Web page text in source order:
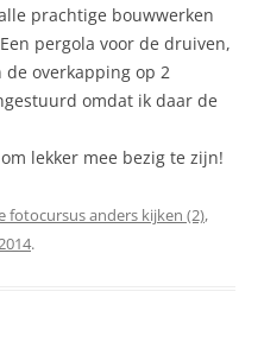
prachtige bouwwerken
pergola voor de druiven,
overkapping op 2
omdat ik daar de
lekker mee bezig te zijn!
fotocursus anders kijken (2),
.